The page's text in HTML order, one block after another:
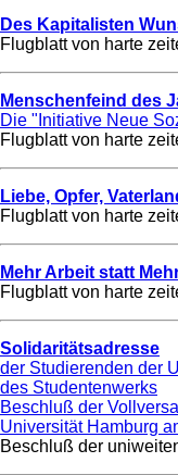
Des Kapitalisten
Flugblatt von harte
Menschenfeind des
Die "Initiative Neue
Flugblatt von harte
Liebe, Opfer,
Flugblatt von harte
Mehr Arbeit statt
Flugblatt von harte
Solidaritätsadresse
der Studierenden der
des Studentenwerks
Beschluß der
Universität Hamburg
Beschluß der